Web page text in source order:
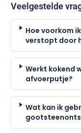
Veelgestelde
Hoe voorkom
verstopt door
Werkt kokend
afvoerputje?
Wat kan ik